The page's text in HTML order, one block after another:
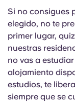
Si no consigues
elegido, no te
primer lugar,
nuestras
no vas a
alojamiento
estudios, te
siempre que se